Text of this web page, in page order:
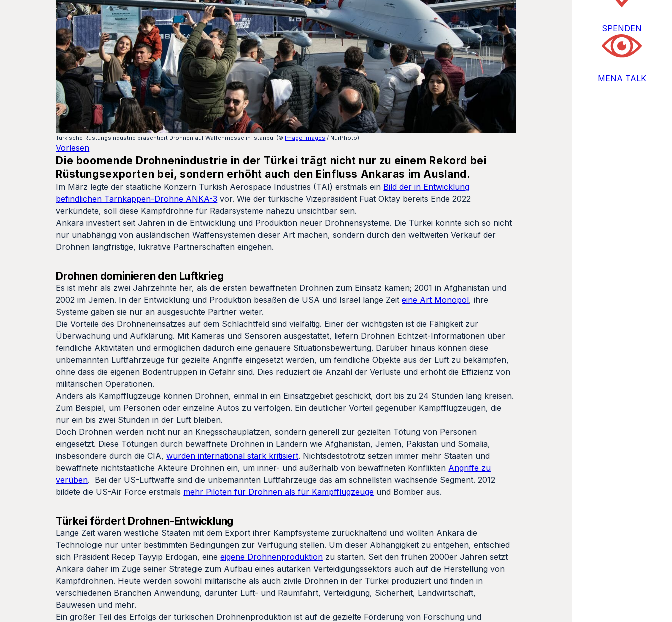
Türkische Rüstungsindustrie präsentiert Drohnen auf Waffenmesse in Istanbul (© Imago Images / NurPhoto)
Vorlesen
Die boomende Drohnenindustrie in der Türkei trägt nicht nur zu einem Rekord bei
Rüstungsexporten bei, sondern erhöht auch den Einfluss Ankaras im Ausland.
Im März legte der staatliche Konzern Turkish Aerospace Industries (TAI) erstmals ein Bild der in Entwicklung
befindlichen Tarnkappen-Drohne ANKA-3 vor. Wie der türkische Vizepräsident Fuat Oktay bereits Ende 2022
verkündete, soll diese Kampfdrohne für Radarsysteme nahezu unsichtbar sein.
Ankara investiert seit Jahren in die Entwicklung und Produktion neuer Drohnensysteme. Die Türkei konnte sich so nicht
nur unabhängig von ausländischen Waffensystemen dieser Art machen, sondern durch den weltweiten Verkauf der
Drohnen langfristige, lukrative Partnerschaften eingehen.
Drohnen dominieren den Luftkrieg
Es ist mehr als zwei Jahrzehnte her, als die ersten bewaffneten Drohnen zum Einsatz kamen; 2001 in Afghanistan und
2002 im Jemen. In der Entwicklung und Produktion besaßen die USA und Israel lange Zeiteine Art Monopol, ihre
Systeme gaben sie nur an ausgesuchte Partner weiter.
Die Vorteile des Drohneneinsatzes auf dem Schlachtfeld sind vielfältig. Einer der wichtigsten ist die Fähigkeit zur
Überwachung und Aufklärung. Mit Kameras und Sensoren ausgestattet, liefern Drohnen Echtzeit-Informationen über
feindliche Aktivitäten und ermöglichen dadurch eine genauere Situationsbewertung. Darüber hinaus können diese
unbemannten Luftfahrzeuge für gezielte Angriffe eingesetzt werden, um feindliche Objekte aus der Luft zu bekämpfen,
ohne dass die eigenen Bodentruppen in Gefahr sind. Dies reduziert die Anzahl der Verluste und erhöht die Effizienz von
militärischen Operationen.
Anders als Kampfflugzeuge können Drohnen, einmal in ein Einsatzgebiet geschickt, dort bis zu 24 Stunden lang kreisen.
Zum Beispiel, um Personen oder einzelne Autos zu verfolgen. Ein deutlicher Vorteil gegenüber Kampfflugzeugen, die
nur ein bis zwei Stunden in der Luft bleiben.
Doch Drohnen werden nicht nur an Kriegsschauplätzen, sondern generell zur gezielten Tötung von Personen
eingesetzt. Diese Tötungen durch bewaffnete Drohnen in Ländern wie Afghanistan, Jemen, Pakistan und Somalia,
insbesondere durch die CIA,wurden international stark kritisiert. Nichtsdestotrotz setzen immer mehr Staaten und
bewaffnete nichtstaatliche Akteure Drohnen ein, um inner- und außerhalb von bewaffneten Konflikten Angriffe zu
verüben. Bei der US-Luftwaffe sind die unbemannten Luftfahrzeuge das am schnellsten wachsende Segment. 2012
bildete die US-Air Force erstmals mehr Piloten für Drohnen als für Kampfflugzeuge und Bomber aus.
Türkei fördert Drohnen-Entwicklung
Lange Zeit waren westliche Staaten mit dem Export ihrer Kampfsysteme zurückhaltend und wollten Ankara die
Technologie nur unter bestimmten Bedingungen zur Verfügung stellen. Um dieser Abhängigkeit zu entgehen, entschied
sich Präsident Recep Tayyip Erdogan, eineeigene Drohnenproduktion zu starten. Seit den frühen 2000er Jahren setzt
Ankara daher im Zuge seiner Strategie zum Aufbau eines autarken Verteidigungssektors auch auf die Herstellung von
Kampfdrohnen. Heute werden sowohl militärische als auch zivile Drohnen in der Türkei produziert und finden in
verschiedenen Branchen Anwendung, darunter Luft- und Raumfahrt, Verteidigung, Sicherheit, Landwirtschaft,
Bauwesen und mehr.
Ein großer Teil des Erfolgs der türkischen Drohnenproduktion ist auf die gezielte Förderung von Forschung und
SPENDEN
MENA TALK